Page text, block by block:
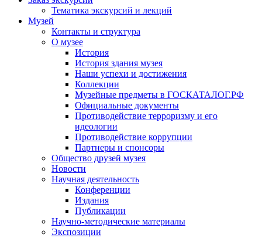
Тематика экскурсий и лекций
Музей
Контакты и структура
О музее
История
История здания музея
Наши успехи и достижения
Коллекции
Музейные предметы в ГОСКАТАЛОГ.РФ
Официальные документы
Противодействие терроризму и его
идеологии
Противодействие коррупции
Партнеры и спонсоры
Общество друзей музея
Новости
Научная деятельность
Конференции
Издания
Публикации
Научно-методические материалы
Экспозиции